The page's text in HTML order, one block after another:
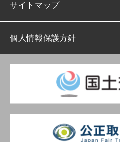
サイトマップ
個人情報保護方針